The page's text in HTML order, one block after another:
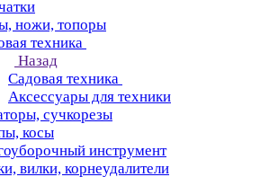
ножи, топоры
техника
Назад
Садовая техника
Аксессуары для техники
сучкорезы
косы
инструмент
вилки, корнеудалители